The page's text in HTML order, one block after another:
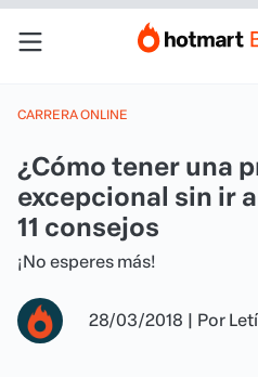
CARRERA ONLINE
¿Cómo tener una
excepcional sin ir
11 consejos
¡No esperes más!
28/03/2018 | Por